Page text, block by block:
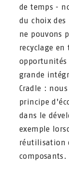
de temps -
du choix
ne pouvons
recyclage en
opportunités
grande
Cradle :
principe
dans le
exemple
réutilisation
composants.